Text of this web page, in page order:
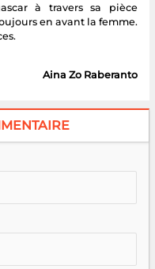
à travers sa pièce
en avant la femme.
Aina Zo Raberanto